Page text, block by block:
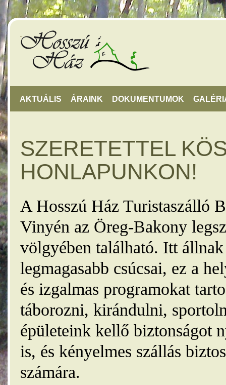
AKTUÁLIS ÁRAINK DOKUMENTUMOK
SZERETETTEL
HONLAPUNKON!
A Hosszú Ház Turistaszálló
Vinyén az Öreg-Bakony
völgyében található. Itt
legmagasabb csúcsai, ez a
és izgalmas programokat
táborozni, kirándulni,
épületeink kellő biztonságot
is, és kényelmes szállás
számára.